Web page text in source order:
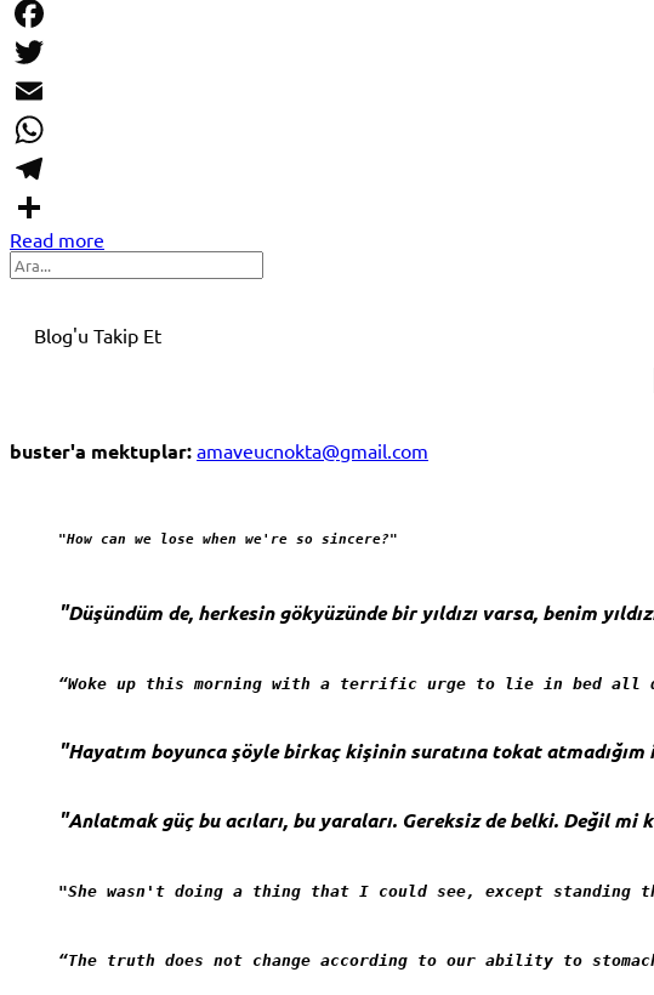
Copy
Link
Facebook
Twitter
Email
WhatsApp
Telegram
Share
Read more
Search
Blog'u Takip Et
buster'a mektuplar: amaveucnokta@gmail.com
"How can we lose when we're so sincere?"
"Düşündüm de, herkesin gökyüzünde bir yıldızı varsa, benim
“Woke up this morning with a terrific urge to lie in bed all
"Hayatım boyunca şöyle birkaç kişinin suratına tokat atmadığım
"Anlatmak güç bu acıları, bu yaraları. Gereksiz de belki. Değil mi
"She wasn't doing a thing that I could see, except
“The truth does not change according to our ability to